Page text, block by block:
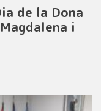
de la Dona
i